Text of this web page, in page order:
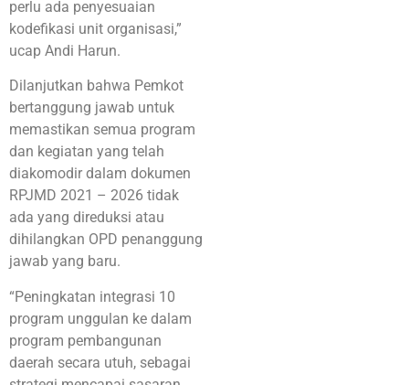
perlu ada penyesuaian
kodefikasi unit organisasi,”
ucap Andi Harun.
Dilanjutkan bahwa Pemkot
bertanggung jawab untuk
memastikan semua program
dan kegiatan yang telah
diakomodir dalam dokumen
RPJMD 2021 – 2026 tidak
ada yang direduksi atau
dihilangkan OPD penanggung
jawab yang baru.
“Peningkatan integrasi 10
program unggulan ke dalam
program pembangunan
daerah secara utuh, sebagai